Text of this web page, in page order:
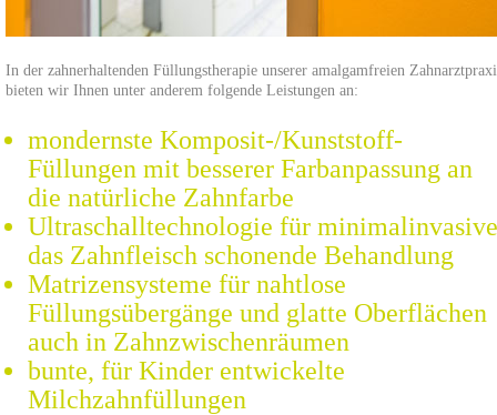
In der zahnerhaltenden Füllungstherapie unserer amalgamfreien
bieten wir Ihnen unter anderem folgende Leistungen an:
mondernste Komposit-/Kunststoff-
Füllungen mit besserer Farbanpassung an
die natürliche Zahnfarbe
Ultraschalltechnologie für
das Zahnfleisch schonende Behandlung
Matrizensysteme für nahtlose
Füllungsübergänge und glatte Oberflächen
auch in Zahnzwischenräumen
bunte, für Kinder entwickelte
Milchzahnfüllungen